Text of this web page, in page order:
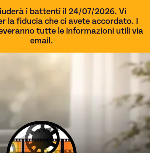
i battenti il 24/07/2026. Vi
la fiducia che ci avete accordato. I
tutte le informazioni utili via
email.